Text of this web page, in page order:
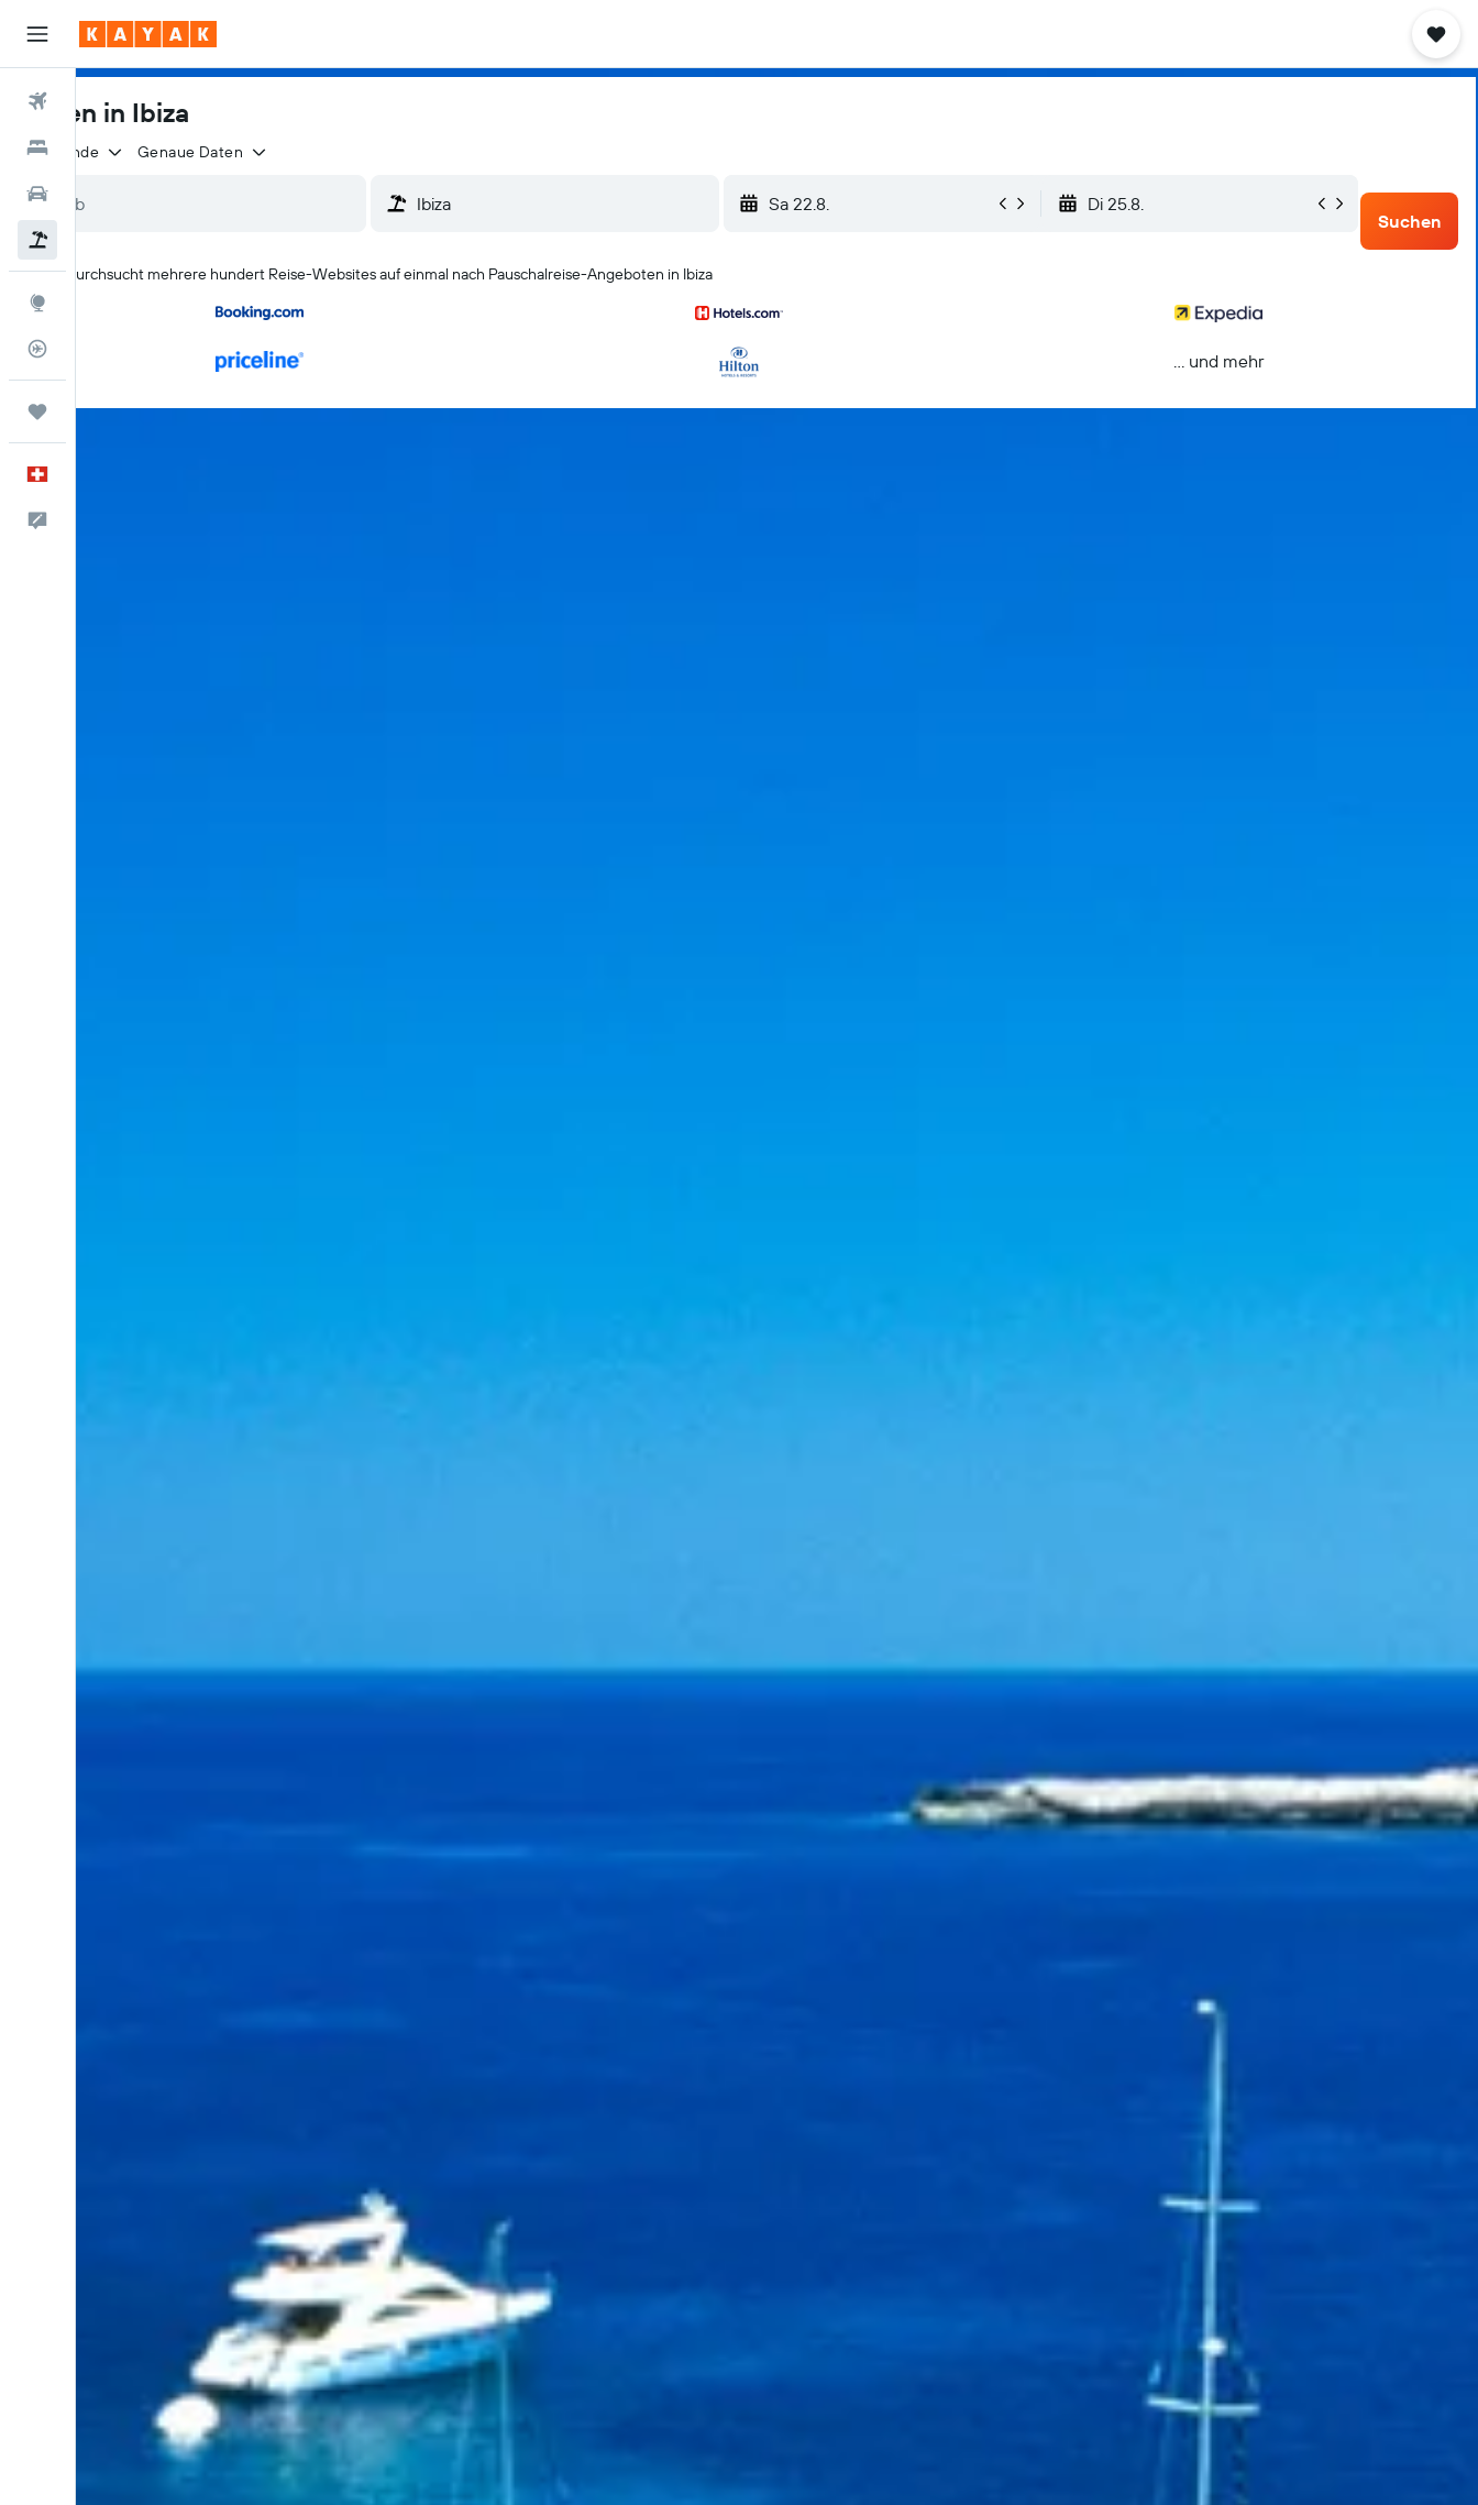
Flüge
Hotels
Mietwagen
Trips
Ferien in Ibiza
2 Reisende Genaue Daten
Sa 22.8.
Di 25.8.
Suchen
KAYAK durchsucht mehrere hundert Reise-Websites auf einmal nach Pauschalreise-Angeboten in Ibiza
… und mehr